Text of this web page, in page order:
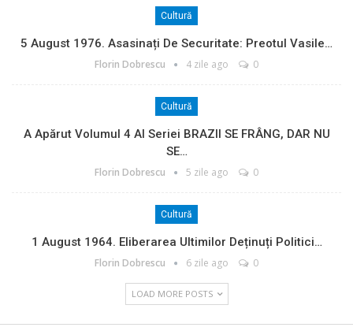
Cultură
5 August 1976. Asasinați De Securitate: Preotul Vasile…
Florin Dobrescu 4 zile ago 0
Cultură
A Apărut Volumul 4 Al Seriei BRAZII SE FRÂNG, DAR NU
SE…
Florin Dobrescu 5 zile ago 0
Cultură
1 August 1964. Eliberarea Ultimilor Deținuți Politici…
Florin Dobrescu 6 zile ago 0
LOAD MORE POSTS